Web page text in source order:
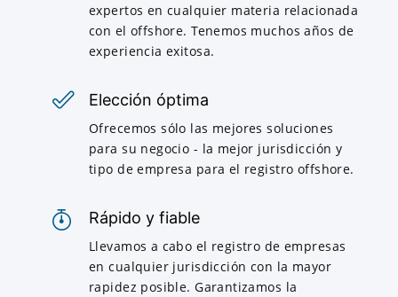
expertos en cualquier materia relacionada
con el offshore. Tenemos muchos años de
experiencia exitosa.
Elección óptima
Ofrecemos sólo las mejores soluciones
para su negocio - la mejor jurisdicción y
tipo de empresa para el registro offshore.
Rápido y fiable
Llevamos a cabo el registro de empresas
en cualquier jurisdicción con la mayor
rapidez posible. Garantizamos la